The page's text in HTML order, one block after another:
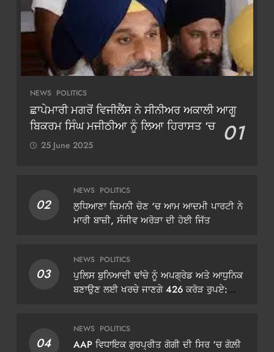
NEWS POLITICS
ਛਾਪੇਮਾਰੀ ਮਗਰੋਂ ਵਿਜੀਲੈਂਸ ਨੇ ਸੀਨੀਅਰ ਅਕਾਲੀ ਆਗੂ
ਬਿਕਰਮ ਸਿੰਘ ਮਜੀਠੀਆ ਨੂੰ ਲਿਆ ਹਿਰਾਸਤ ‘ਚ 01
25 June 2025
02
NEWS POLITICS
ਲੁਧਿਆਣਾ ਜ਼ਿਮਨੀ ਚੋਣ ‘ਚ ਆਮ ਆਦਮੀ ਪਾਰਟੀ ਨੇ
ਮਾਰੀ ਬਾਜ਼ੀ, ਸੰਜੀਵ ਅਰੋੜਾ ਦੀ ਹੋਈ ਜਿੱਤ
03
NEWS POLITICS
ਪੁਲਿਸ ਬੁਨਿਆਦੀ ਢਾਂਚੇ ਨੂੰ ਅਪਗ੍ਰੇਡ ਅਤੇ ਆਧੁਨਿਕ
ਬਣਾਉਣ ਲਈ ਖਰਚੇ ਜਾਣਗੇ 426 ਕਰੋੜ ਰੁਪਏ:
04
NEWS POLITICS
AAP ਵਿਧਾਇਕ ਗੁਰਪ੍ਰੀਤ ਗੋਗੀ ਦੀ ਸਿਰ ‘ਚ ਗੋਲ਼ੀ